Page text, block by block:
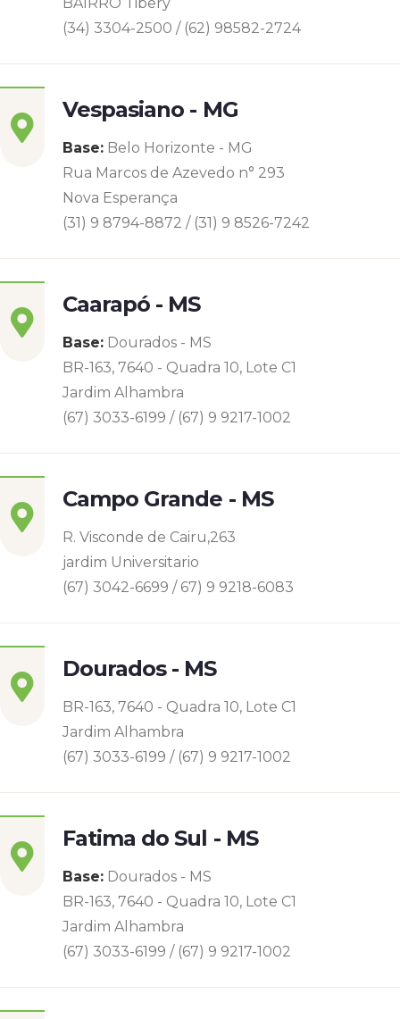
(34) 3304-2500 / (62) 98582-2724
Vespasiano - MG
Base: Belo Horizonte - MG
Rua Marcos de Azevedo n° 293
Nova Esperança
(31) 9 8794-8872 / (31) 9 8526-7242
Caarapó - MS
Base: Dourados - MS
BR-163, 7640 - Quadra 10, Lote C1
Jardim Alhambra
(67) 3033-6199 / (67) 9 9217-1002
Campo Grande - MS
R. Visconde de Cairu,263
jardim Universitario
(67) 3042-6699 / 67) 9 9218-6083
Dourados - MS
BR-163, 7640 - Quadra 10, Lote C1
Jardim Alhambra
(67) 3033-6199 / (67) 9 9217-1002
Fatima do Sul - MS
Base: Dourados - MS
BR-163, 7640 - Quadra 10, Lote C1
Jardim Alhambra
(67) 3033-6199 / (67) 9 9217-1002